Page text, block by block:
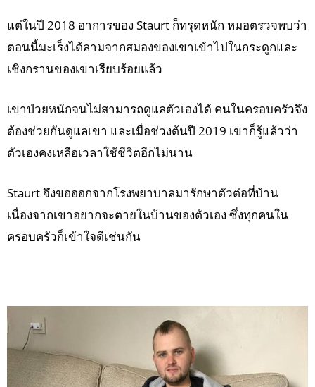
แต่ในปี 2018 อาการของ Staurt ก็ทรุดหนัก หมอตรวจพบว่า
ตอนนี้มะเร็งได้ลามจากสมองของเขาเข้าไปในกระดูกและ
เชิงกรานของเขาเรียบร้อยแล้ว
เขาป่วยหนักจนไม่สามารถดูแลตัวเองได้ คนในครอบครัวจึง
ต้องช่วยกันดูแลเขา และเมื่อช่วงต้นปี 2019 เขาก็รู้แล้วว่า
ตัวเองคงเหลือเวลาใช้ชีวิตอีกไม่นาน
Staurt จึงขอออกจากโรงพยาบาลมารักษาตัวต่อที่บ้าน
เนื่องจากเขาอยากจะตายในบ้านของตัวเอง ซึ่งทุกคนใน
ครอบครัวก็เข้าใจดีเช่นกัน